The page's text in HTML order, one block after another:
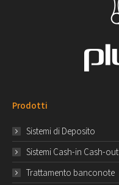
Prodotti
Sistemi di Deposito
Sistemi Cash-in Cash-out
Trattamento banconote